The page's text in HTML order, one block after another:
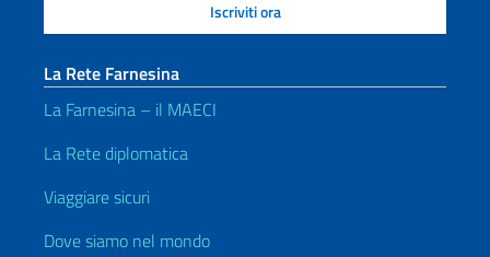
La Rete Farnesina
La Farnesina – il MAECI
La Rete diplomatica
Viaggiare sicuri
Dove siamo nel mondo